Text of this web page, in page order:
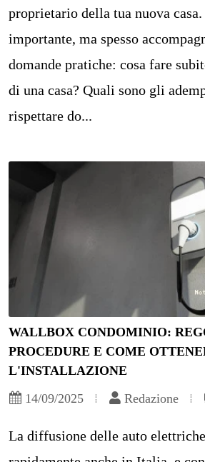
proprietario della tua nuova
importante, ma spesso
domande pratiche: cosa fare
di una casa? Quali sono gli
rispettare do...
WALLBOX CONDOMINIO:
PROCEDURE E COME
L'INSTALLAZIONE
14/09/2025
Redazione
La diffusione delle auto